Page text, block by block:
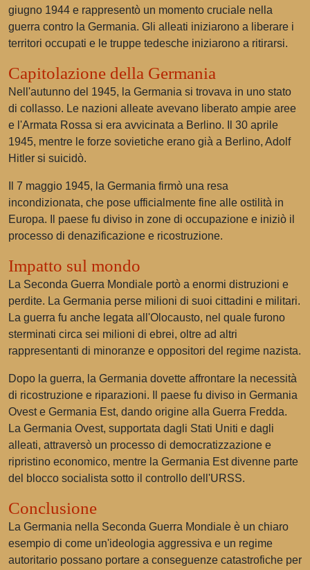
giugno 1944 e rappresentò un momento cruciale nella
guerra contro la Germania. Gli alleati iniziarono a liberare i
territori occupati e le truppe tedesche iniziarono a ritirarsi.
Capitolazione della Germania
Nell'autunno del 1945, la Germania si trovava in uno stato
di collasso. Le nazioni alleate avevano liberato ampie aree
e l'Armata Rossa si era avvicinata a Berlino. Il 30 aprile
1945, mentre le forze sovietiche erano già a Berlino, Adolf
Hitler si suicidò.
Il 7 maggio 1945, la Germania firmò una resa
incondizionata, che pose ufficialmente fine alle ostilità in
Europa. Il paese fu diviso in zone di occupazione e iniziò il
processo di denazificazione e ricostruzione.
Impatto sul mondo
La Seconda Guerra Mondiale portò a enormi distruzioni e
perdite. La Germania perse milioni di suoi cittadini e militari.
La guerra fu anche legata all'Olocausto, nel quale furono
sterminati circa sei milioni di ebrei, oltre ad altri
rappresentanti di minoranze e oppositori del regime nazista.
Dopo la guerra, la Germania dovette affrontare la necessità
di ricostruzione e riparazioni. Il paese fu diviso in Germania
Ovest e Germania Est, dando origine alla Guerra Fredda.
La Germania Ovest, supportata dagli Stati Uniti e dagli
alleati, attraversò un processo di democratizzazione e
ripristino economico, mentre la Germania Est divenne parte
del blocco socialista sotto il controllo dell'URSS.
Conclusione
La Germania nella Seconda Guerra Mondiale è un chiaro
esempio di come un'ideologia aggressiva e un regime
autoritario possano portare a conseguenze catastrofiche per